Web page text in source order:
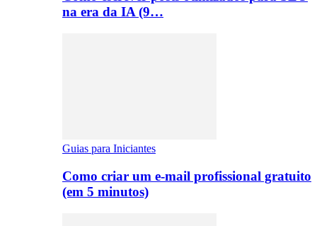
na era da IA (9…
Guias para Iniciantes
Como criar um e-mail profissional gratuito
(em 5 minutos)